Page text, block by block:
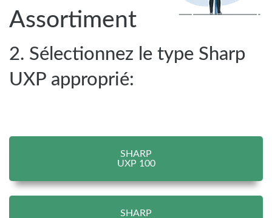
Assortiment
2. Sélectionnez le type Sharp
UXP approprié:
SHARP
UXP 100
SHARP